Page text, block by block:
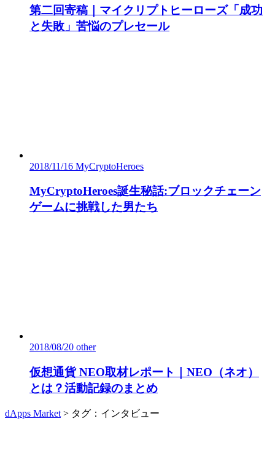
第二回寄稿｜マイクリプトヒーローズ「成功
と失敗」苦悩のプレセール
2018/11/16 MyCryptoHeroes
MyCryptoHeroes誕生秘話:ブロックチェーン
ゲームに挑戦した男たち
2018/08/20 other
仮想通貨 NEO取材レポート｜NEO（ネオ）
とは？活動記録のまとめ
dApps Market> タグ：インタビュー